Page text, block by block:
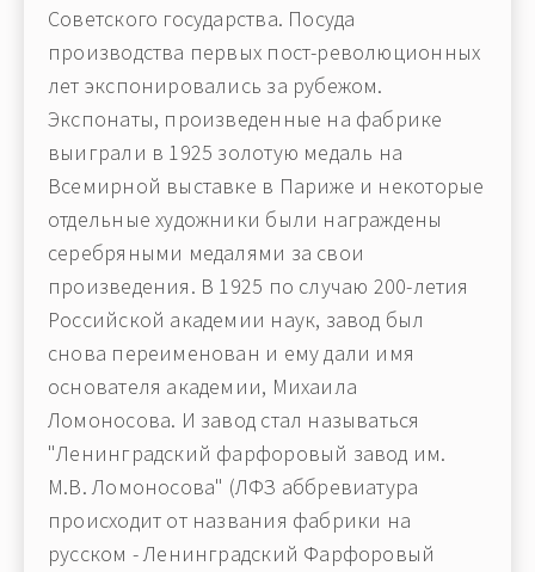
Советского государства. Посуда
производства первых пост-революционных
лет экспонировались за рубежом.
Экспонаты, произведенные на фабрике
выиграли в 1925 золотую медаль на
Всемирной выставке в Париже и некоторые
отдельные художники были награждены
серебряными медалями за свои
произведения. В 1925 по случаю 200-летия
Российской академии наук, завод был
снова переименован и ему дали имя
основателя академии, Михаила
Ломоносова. И завод стал называться
"Ленинградский фарфоровый завод им.
М.В. Ломоносова" (ЛФЗ аббревиатура
происходит от названия фабрики на
русском - Ленинградский Фарфоровый